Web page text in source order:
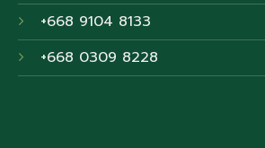
+668 9104 8133
+668 0309 8228